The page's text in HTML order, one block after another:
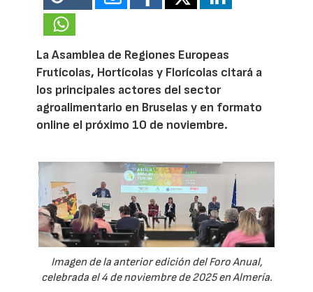
La Asamblea de Regiones Europeas
Frutícolas, Hortícolas y Florícolas citará a
los principales actores del sector
agroalimentario en Bruselas y en formato
online el próximo 10 de noviembre.
Imagen de la anterior edición del Foro Anual,
celebrada el 4 de noviembre de 2025 en Almería.